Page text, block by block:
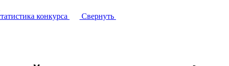
конкурса Свернуть